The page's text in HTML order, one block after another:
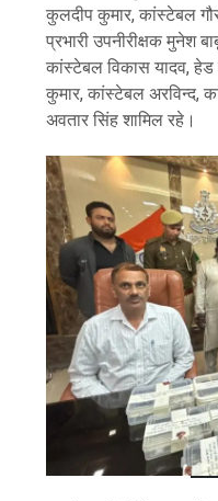
कुलदीप कुमार, कांस्टेबल
प्रभारी उपनीरीक्षक मुनेश
कांस्टेबल विकास यादव,
कुमार, कांस्टेबल अरविन्द,
अवतार सिंह शामिल रहे।